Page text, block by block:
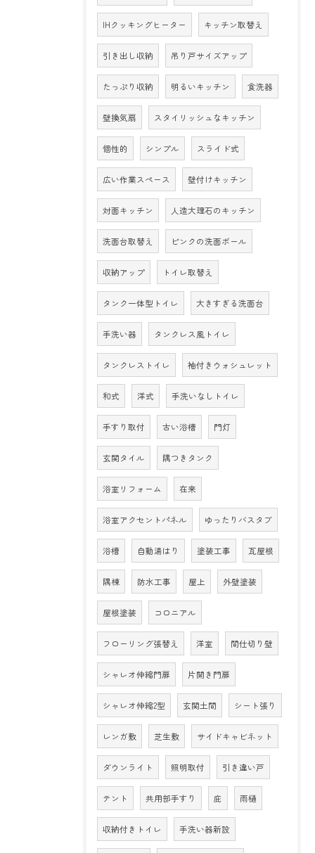
IHクッキングヒーター キッチン取替え
引き出し収納 吊り戸サイズアップ
たっぷり収納 明るいキッチン 食洗器
壁換気扇 スタイリッシュなキッチン
個性的 シンプル スライド式
広い作業スペース 壁付けキッチン
対面キッチン 人造大理石のキッチン
洗面台取替え ピンクの洗面ボール
収納アップ トイレ取替え
タンク一体型トイレ 大きすぎる洗面台
手洗い器 タンクレス風トイレ
タンクレストイレ 袖付きウォシュレット
和式 洋式 手洗いなしトイレ
手すり取付 古い浴槽 門灯
玄関タイル 隅つきタンク
浴室リフォーム 在来
浴室アクセントパネル ゆったりバスタブ
浴槽 自動湯はり 塗装工事 瓦屋根
隅棟 防水工事 屋上 外壁塗装
屋根塗装 コロニアル
フローリング張替え 洋室 間仕切り壁
シャレオ伸縮門扉 片開き門扉
シャレオ伸縮2型 玄関土間 シート張り
レンガ敷 芝生敷 サイドキャビネット
ダウンライト 照明取付 引き違い戸
テント 共用部手すり 庇 雨樋
収納付きトイレ 手洗い器新設